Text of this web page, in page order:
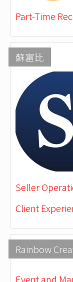
Part-Time
蘇富比
Seller
Client
Rainbow
Event and